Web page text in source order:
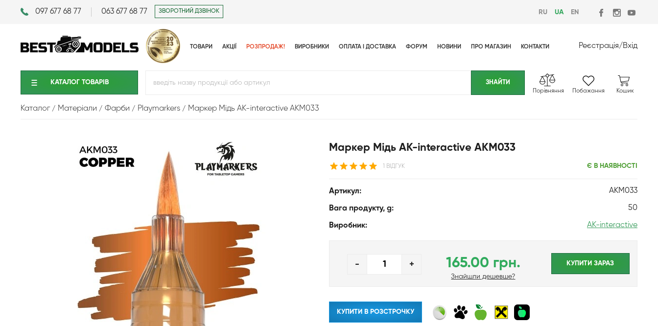
097 677 68 77 063 677 68 77 ЗВОРОТНИЙ ДЗВІНОК RU UA EN
ТОВАРИ АКЦІЇ РОЗПРОДАЖ! ВИРОБНИКИ ОПЛАТА І ДОСТАВКА ФОРУМ НОВИНИ ПРО МАГАЗИН КОНТАКТИ Реєстрація/Вхід
КАТАЛОГ ТОВАРIВ
Порівняння Побажання Кошик
Каталог Матеріали Фарби Playmarkers Маркер Мідь AK-interactive AKM033
Маркер Мідь AK-interactive AKM033
1 ВІДГУК Є В НАЯВНОСТІ
Артикул: AKM033
Вага продукту, g: 50
Виробник: AK-interactive
- + 165.00 грн.
Знайшли дешевше?
КУПИТИ ЗАРАЗ
КУПИТИ В РОЗСТРОЧКУ